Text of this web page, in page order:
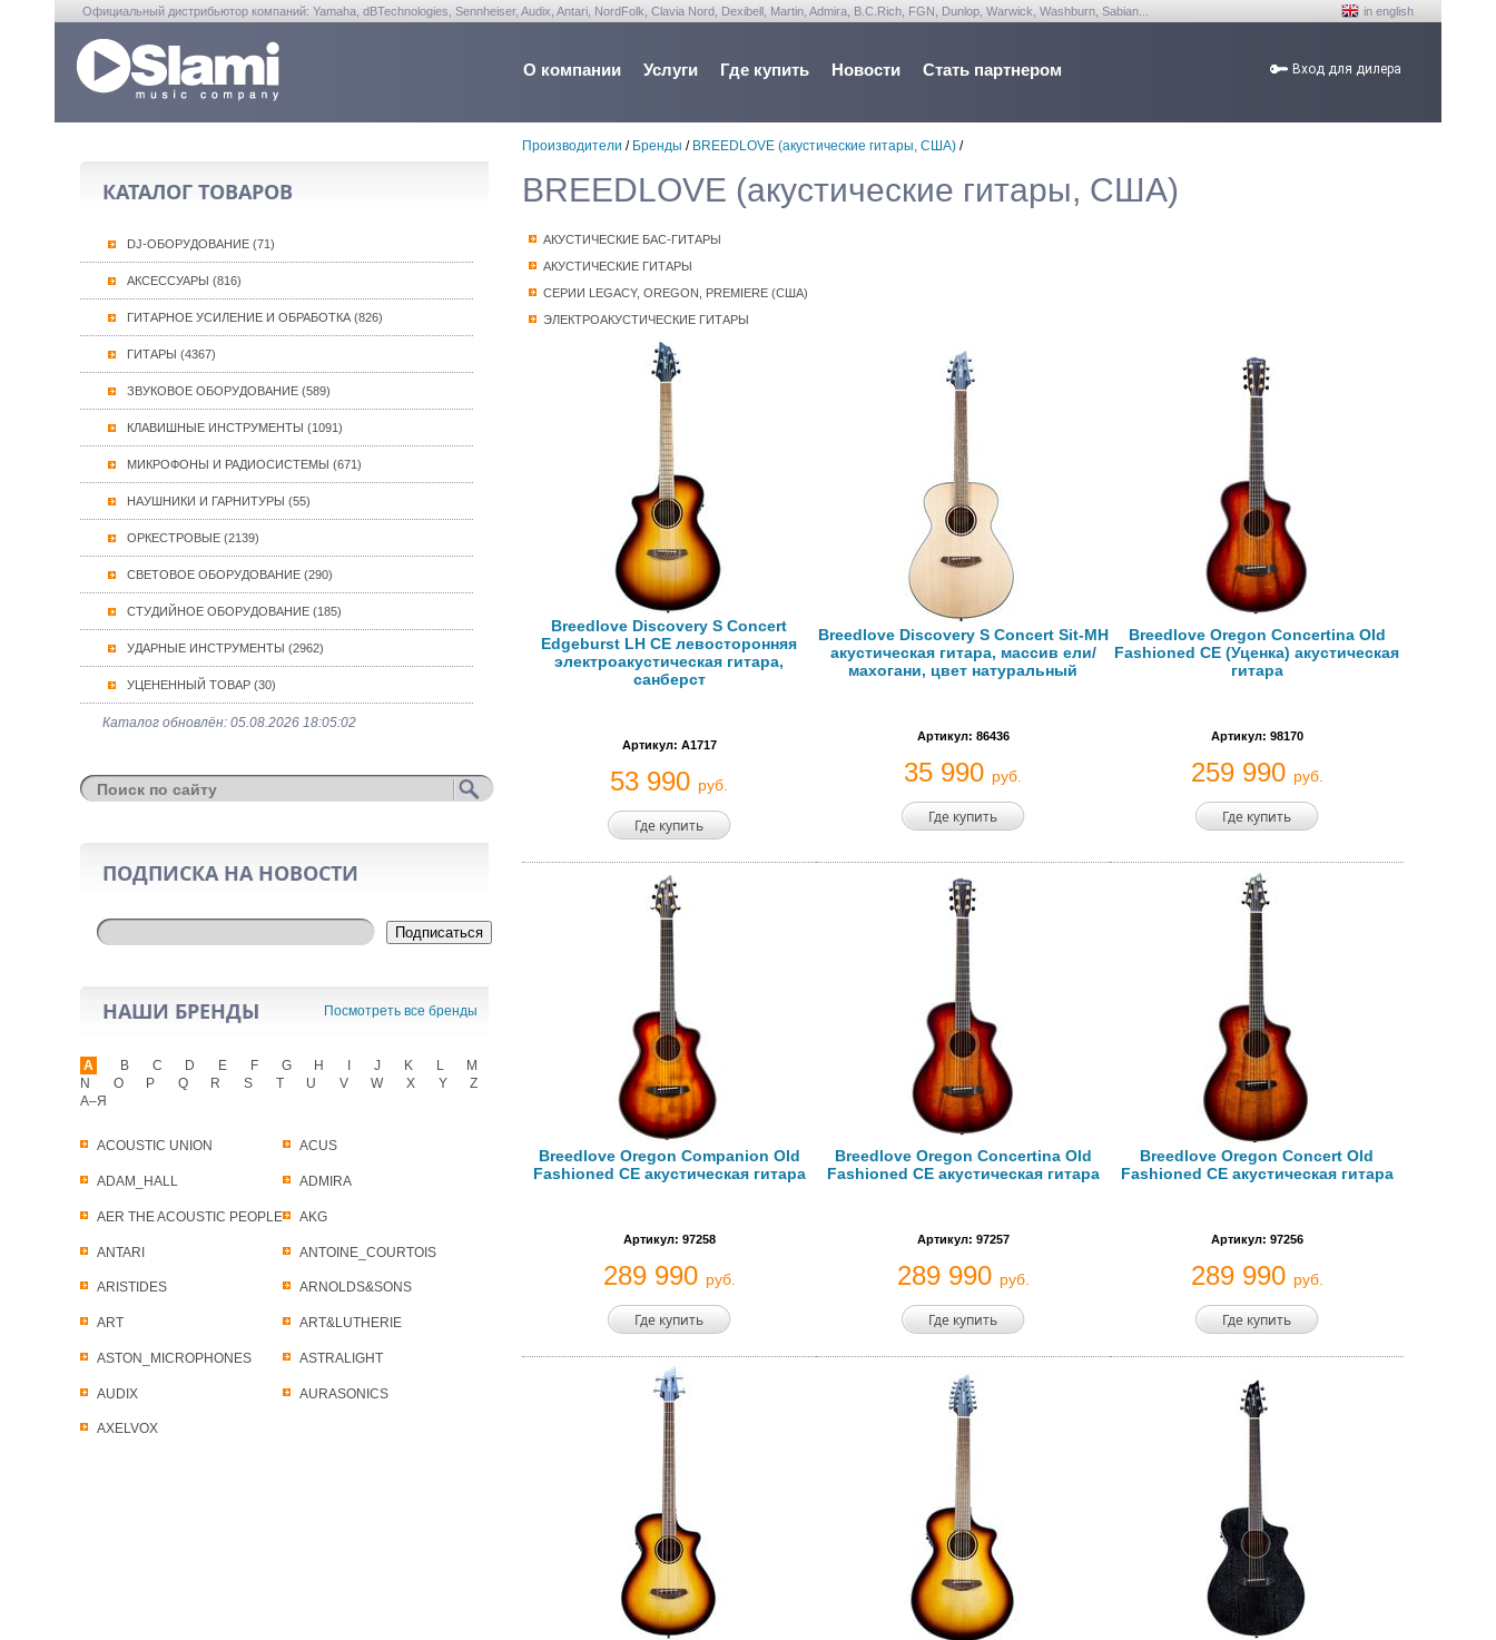
Официальный дистрибьютор компаний: Yamaha, dBTechnologies, Sennheiser, Audix, Antari, NordFolk, Clavia Nord, Dexibell, Martin, Admira, B.C.Rich, FGN, Dunlop, Warwick, Washburn, Sabian... in english
О компании Услуги Где купить Новости Стать партнером Вход для дилера
КАТАЛОГ ТОВАРОВ
DJ-ОБОРУДОВАНИЕ (71)
АКСЕССУАРЫ (816)
ГИТАРНОЕ УСИЛЕНИЕ И ОБРАБОТКА (826)
ГИТАРЫ (4367)
ЗВУКОВОЕ ОБОРУДОВАНИЕ (589)
КЛАВИШНЫЕ ИНСТРУМЕНТЫ (1091)
МИКРОФОНЫ И РАДИОСИСТЕМЫ (671)
НАУШНИКИ И ГАРНИТУРЫ (55)
ОРКЕСТРОВЫЕ (2139)
СВЕТОВОЕ ОБОРУДОВАНИЕ (290)
СТУДИЙНОЕ ОБОРУДОВАНИЕ (185)
УДАРНЫЕ ИНСТРУМЕНТЫ (2962)
УЦЕНЕННЫЙ ТОВАР (30)
Каталог обновлён: 05.08.2026 18:05:02
ПОДПИСКА НА НОВОСТИ
Подписаться
НАШИ БРЕНДЫ Посмотреть все бренды
A
ACOUSTIC UNION ACUS
ADAM_HALL ADMIRA
AER THE ACOUSTIC PEOPLE AKG
ANTARI ANTOINE_COURTOIS
ARISTIDES ARNOLDS&SONS
ART ART&LUTHERIE
ASTON_MICROPHONES ASTRALIGHT
AUDIX AURASONICS
AXELVOX
B C D E F G H J K L
M
N
O P Q R S T U V W X Y
Z
А–Я
Производители / Бренды / BREEDLOVE (акустические гитары, США) /
BREEDLOVE (акустические гитары, США)
АКУСТИЧЕСКИЕ БАС-ГИТАРЫ
АКУСТИЧЕСКИЕ ГИТАРЫ
СЕРИИ LEGACY, OREGON, PREMIERE (США)
ЭЛЕКТРОАКУСТИЧЕСКИЕ ГИТАРЫ
Breedlove Discovery S Concert
Edgeburst LH CE левосторонняя
электроакустическая гитара,
санберст
Артикул: A1717
53 990 руб.
Где купить
Breedlove Discovery S Concert Sit-MH
акустическая гитара, массив ели/
махогани, цвет натуральный
Артикул: 86436
35 990 руб.
Где купить
Breedlove Oregon Concertina Old
Fashioned CE (Уценка) акустическая
гитара
Артикул: 98170
259 990 руб.
Где купить
Breedlove Oregon Companion Old
Fashioned CE акустическая гитара
Артикул: 97258
289 990 руб.
Где купить
Breedlove Oregon Concertina Old
Fashioned CE акустическая гитара
Артикул: 97257
289 990 руб.
Где купить
Breedlove Oregon Concert Old
Fashioned CE акустическая гитара
Артикул: 97256
289 990 руб.
Где купить